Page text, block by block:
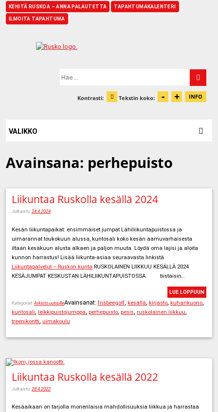
KEHITÄ RUSKOA – ANNA PALAUTETTA TAPAHTUMAKALENTERI
ILMOITA TAPAHTUMA
Hae:
Kontrasti: Muuta kontrastia
Tekstin koko: - + INFO
VALIKKO
Avainsana: perhepuisto
Liikuntaa Ruskolla kesällä 2024
Julkaistu:24.4.2024
Kesän liikuntapaikat: ensimmäiset jumpat Lähiliikuntapuistossa ja
uimarannat toukokuun alussa, kuntosali koko kesän aamuvarhaisesta
iltaan kesäkuun alusta alkaen ja paljon muuta. Löydä oma lajisi ja aloita
kunnon harrastus! Lisää liikunta-asiaa seuraavasta linkistä
Liikuntapalvelut – Ruskon kunta RUSKOLAINEN LIIKKUU KESÄLLÄ 2024
KESÄJUMPAT KESKUSTAN LÄHILIIKUNTAPUISTOSSAtiistaisin…
LUE LOPPUUN
Kategoriat:Arkisto uutisilleAvainsanat: frisbeegolf kesällä kirjasto kuhankuono
kuntosali leikkipuistojumppa perhepuisto pesis ruskolainen liikkuu
treenikontti uimakoulu
Liikuntaa Ruskolla kesällä 2022
Julkaistu:28.4.2022
Kesäaikaan on tarjolla monenlaisia mahdollisuuksia liikkua ja harrastaa